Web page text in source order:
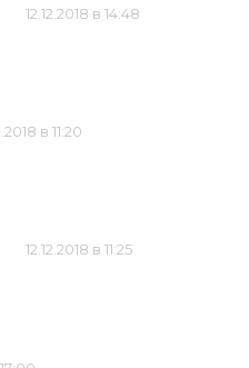
12.12.2018 в 14:48
в 11:20
12.12.2018 в 11:25